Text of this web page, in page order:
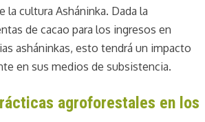
la cultura Asháninka. Dada la
de cacao para los ingresos en
asháninkas, esto tendrá un impacto
en sus medios de subsistencia.
agroforestales en los